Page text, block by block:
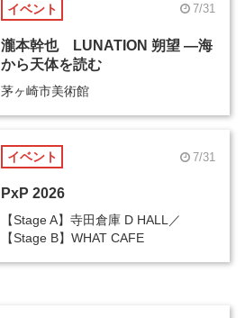
イベント 7/31
瀧本幹也 LUNATION 朔望 ―海
から天体を読む
茅ヶ崎市美術館
イベント 7/31
PxP 2026
【Stage A】寺田倉庫 D HALL／
【Stage B】WHAT CAFE